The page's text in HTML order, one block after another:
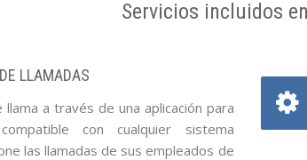
Servicios incluidos
LLAMADAS
llama a través de una aplicación para
con cualquier sistema
las llamadas de sus empleados de